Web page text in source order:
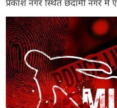
प्रकाश नगर स्थित छदामी नगर में
पैसे न मिलने पर अपने ही पिता
दी। आरोपी ने बीच-बचाव करने